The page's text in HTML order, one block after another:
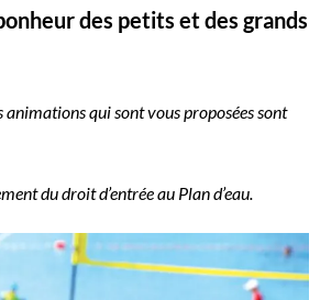
des petits et des grands
animations qui sont vous proposées sont
du droit d’entrée au Plan d’eau.